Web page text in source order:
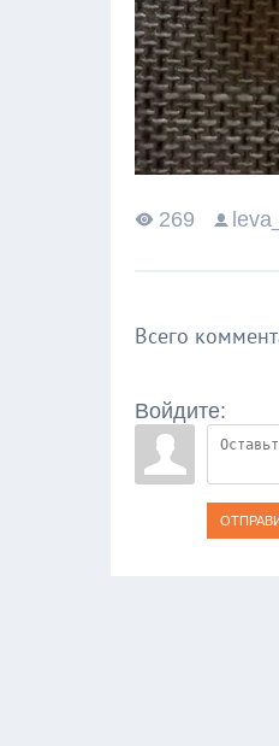
269
Всего
Войдите: